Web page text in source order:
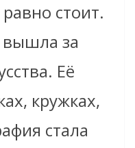
стоит.
за
Её
кружках,
стала